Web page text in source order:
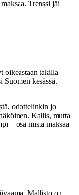
Trenssi jäi
oikeastaan takilla
kesässä.
odottelinkin jo
Kallis, mutta
– osa niistä maksaa
Mallisto on